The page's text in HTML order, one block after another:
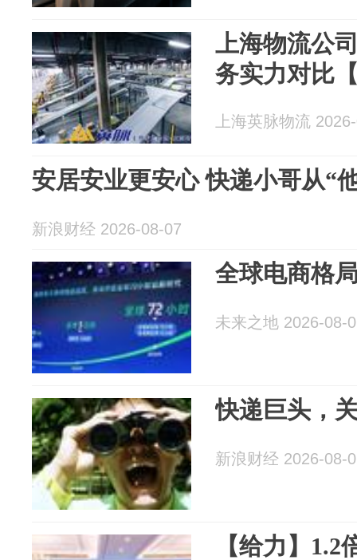
上海物流公
务实力对比
上海英脉物流
安居安业更安心 快递小哥从“
新浪财经 2026-08-07
全球电商格
未来之地 2026-08-
快递巨头，
新浪财经 2026-08-
【给力】